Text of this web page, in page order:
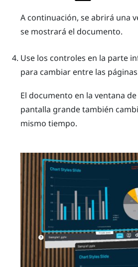
A continuación, se abrirá una
se mostrará el documento.
Use los controles en la parte
para cambiar entre las
El documento en la ventana
pantalla grandetambién
mismo tiempo.